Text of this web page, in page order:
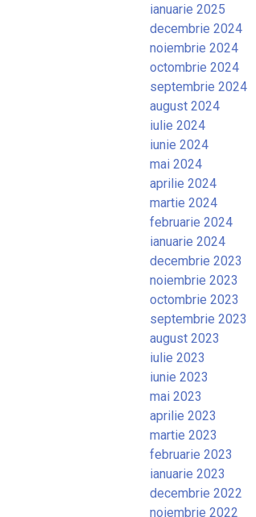
ianuarie 2025
decembrie 2024
noiembrie 2024
octombrie 2024
septembrie 2024
august 2024
iulie 2024
iunie 2024
mai 2024
aprilie 2024
martie 2024
februarie 2024
ianuarie 2024
decembrie 2023
noiembrie 2023
octombrie 2023
septembrie 2023
august 2023
iulie 2023
iunie 2023
mai 2023
aprilie 2023
martie 2023
februarie 2023
ianuarie 2023
decembrie 2022
noiembrie 2022